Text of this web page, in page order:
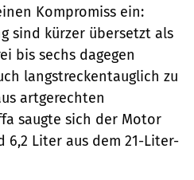
Kompromiss ein:
sind kürzer übersetzt als
bis sechs dagegen
langstreckentauglich zu
artgerechten
saugte sich der Motor
6,2 Liter aus dem 21-Liter-